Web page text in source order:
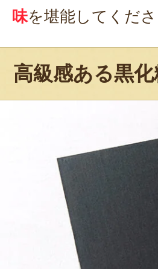
味を堪能してくださ
高級感ある黒